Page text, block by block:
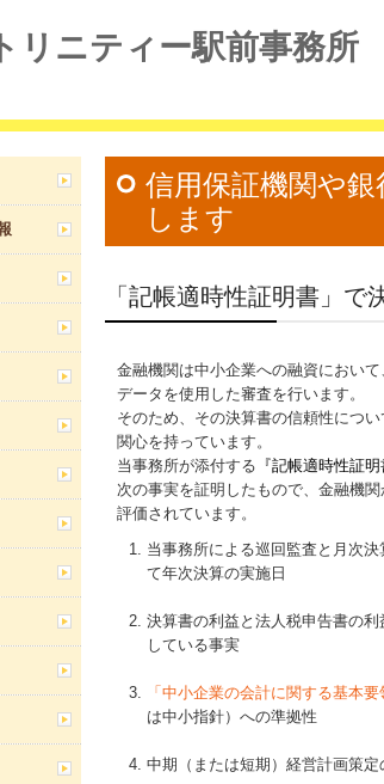
リニティー駅前事務所
信用保証機関や
します
「記帳適時性証明書」で
金融機関は中小企業への融資におい
データを使用した審査を行います。
そのため、その決算書の信頼性につい
関心を持っています。
当事務所が添付する 『記帳適時性証
次の事実を証明したもので、金融機関
評価されています。
当事務所による巡回監査と月次決
て年次決算の実施日
決算書の利益と法人税申告書の利
している事実
「中小企業の会計に関する基本要
は中小指針）への準拠性
中期（または短期）経営計画策定